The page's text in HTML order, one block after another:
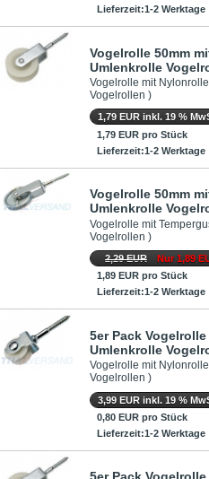
Lieferzeit:1-2 Werktage
Vogelrolle 50mm
Umlenkrolle
Vogelrolle mit
Vogelrollen )
1,79 EUR inkl. 19 %
1,79 EUR pro Stück
Lieferzeit:1-2 Werktage
Vogelrolle 50mm
Umlenkrolle
Vogelrolle mit
Vogelrollen )
2,29 EUR Nur 1,89
1,89 EUR pro Stück
Lieferzeit:1-2 Werktage
5er Pack
Umlenkrolle
Vogelrolle mit
Vogelrollen )
3,99 EUR inkl. 19 %
0,80 EUR pro Stück
Lieferzeit:1-2 Werktage